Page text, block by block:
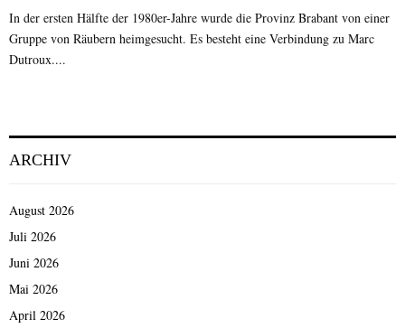
In der ersten Hälfte der 1980er-Jahre wurde die Provinz Brabant von einer
Gruppe von Räubern heimgesucht. Es besteht eine Verbindung zu Marc
Dutroux....
ARCHIV
August 2026
Juli 2026
Juni 2026
Mai 2026
April 2026